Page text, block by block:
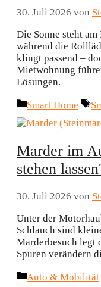
30. Juli 2026 von
Die Sonne steht
während die
klingt passend –
Mietwohnung
Lösungen.
Kategorien
Smart Home
Marder im
stehen
30. Juli 2026 von
Unter der
Schlauch sind
Marderbesuch legt
Spuren verändern
Kategorien
Auto & Mobilität